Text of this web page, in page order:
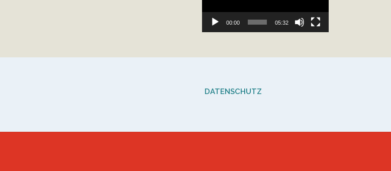
00:00 05:32
DATENSCHUTZ